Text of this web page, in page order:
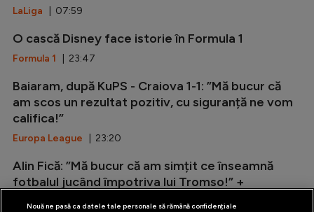
LaLiga | 07:59
O cască Disney face istorie în Formula 1
Formula 1 | 23:47
Baiaram, după KuPS - Craiova 1-1: ”Mă bucur că
am scos un rezultat pozitiv, cu siguranță ne vom
califica!”
Europa League | 23:20
Alin Fică: ”Mă bucur că am simțit ce înseamnă
fotbalul jucând împotriva lui Tromso!” +
Nouă ne pasă ca datele tale personale să rămână confidențiale